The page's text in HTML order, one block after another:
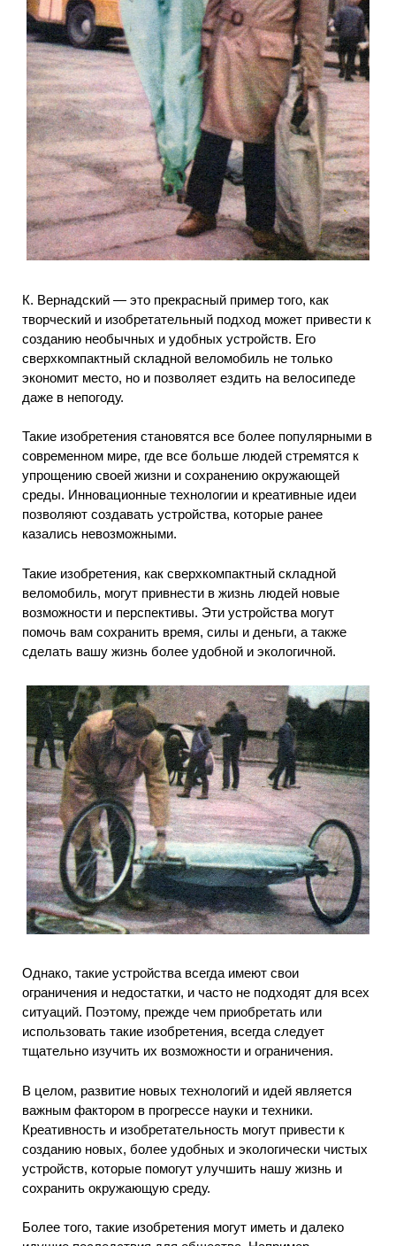
К. Вернадский — это прекрасный пример того, как
творческий и изобретательный подход может привести к
созданию необычных и удобных устройств. Его
сверхкомпактный складной веломобиль не только
экономит место, но и позволяет ездить на велосипеде
даже в непогоду.
Такие изобретения становятся все более популярными в
современном мире, где все больше людей стремятся к
упрощению своей жизни и сохранению окружающей
среды. Инновационные технологии и креативные идеи
позволяют создавать устройства, которые ранее
казались невозможными.
Такие изобретения, как сверхкомпактный складной
веломобиль, могут привнести в жизнь людей новые
возможности и перспективы. Эти устройства могут
помочь вам сохранить время, силы и деньги, а также
сделать вашу жизнь более удобной и экологичной.
Однако, такие устройства всегда имеют свои
ограничения и недостатки, и часто не подходят для всех
ситуаций. Поэтому, прежде чем приобретать или
использовать такие изобретения, всегда следует
тщательно изучить их возможности и ограничения.
В целом, развитие новых технологий и идей является
важным фактором в прогрессе науки и техники.
Креативность и изобретательность могут привести к
созданию новых, более удобных и экологически чистых
устройств, которые помогут улучшить нашу жизнь и
сохранить окружающую среду.
Более того, такие изобретения могут иметь и далеко